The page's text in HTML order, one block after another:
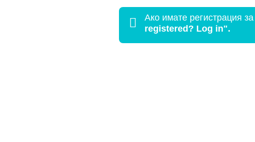
 Ако имате регистрация
registered? Log in".